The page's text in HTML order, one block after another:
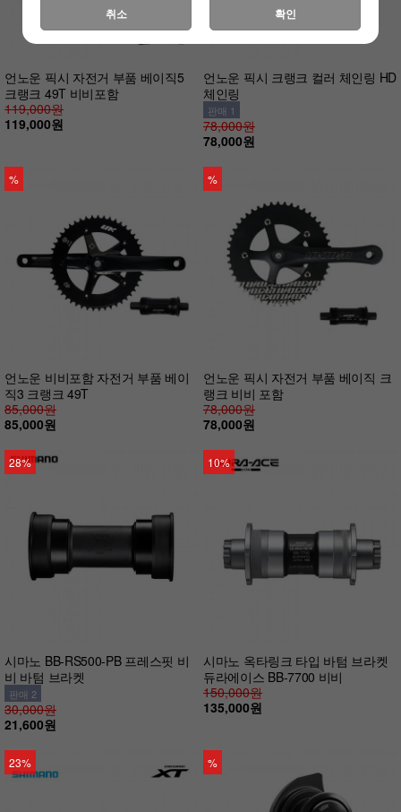
언노운 픽시 자전거 부품 베이직5
크랭크 49T 비비포함
119,000원
119,000원
언노운 픽시 크랭크 컬러 체인링 HD
체인링
판매 1
78,000원
78,000원
%
언노운 비비포함 자전거 부품 베이
직3 크랭크 49T
85,000원
85,000원
%
언노운 픽시 자전거 부품 베이직 크
랭크 비비 포함
78,000원
78,000원
28%
시마노 BB-RS500-PB 프레스핏 비
비 바텀 브라켓
판매 2
30,000원
21,600원
10%
시마노 옥타링크 타입 바텀 브라켓
듀라에이스 BB-7700 비비
150,000원
135,000원
23% %
취소 확인